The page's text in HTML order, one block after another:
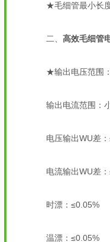
★毛细管最小长度
二、 高效毛细管
★输出电压范围：
输出电流范围：
电压输出WU差：
电流输出WU差：
时漂：≤0.05%
温漂：≤0.05%